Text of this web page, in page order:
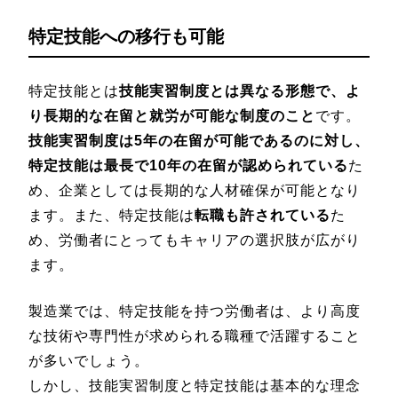
特定技能への移行も可能
特定技能とは技能実習制度とは異なる形態で、よ
り長期的な在留と就労が可能な制度のこと です。
技能実習制度は5年の在留が可能であるのに対し、
特定技能は最長で10年の在留が認められているた
め、企業としては長期的な人材確保が可能となり
ます。また、特定技能は転職も許されているた
め、労働者にとってもキャリアの選択肢が広がり
ます。
製造業では、特定技能を持つ労働者は、より高度
な技術や専門性が求められる職種で活躍すること
が多いでしょう。
しかし、技能実習制度と特定技能は基本的な理念